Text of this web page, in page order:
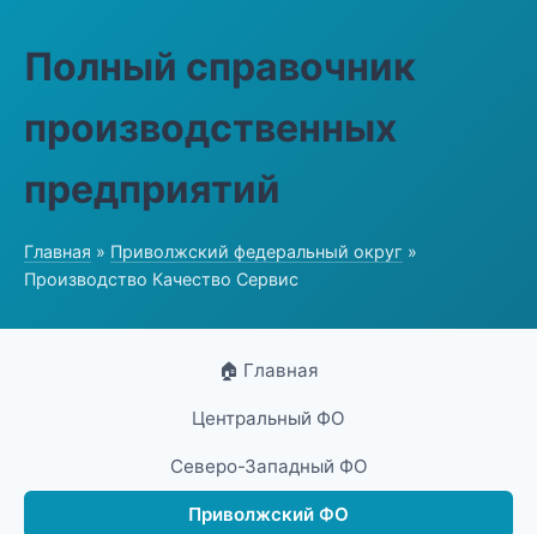
Полный справочник
производственных
предприятий
Главная » Приволжский федеральный округ »
Производство Качество Сервис
🏠 Главная
Центральный ФО
Северо-Западный ФО
Приволжский ФО